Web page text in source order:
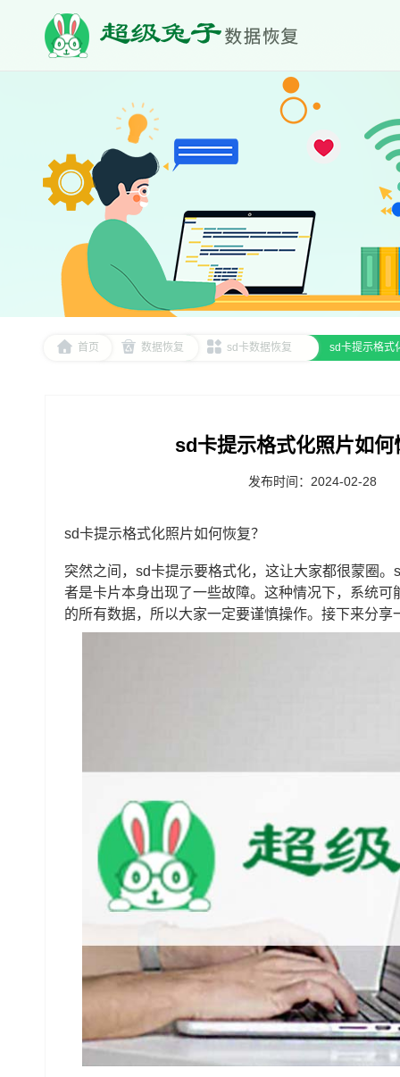
首页 数据恢复 sd卡数据恢复 sd卡提示格式
sd卡提示格式化照片如
发布时间：2024-02-28
sd卡提示格式化照片如何恢复？
突然之间，sd卡提示要格式化，这让大家都很蒙圈
者是卡片本身出现了一些故障。这种情况下，系统
的所有数据，所以大家一定要谨慎操作。接下来分